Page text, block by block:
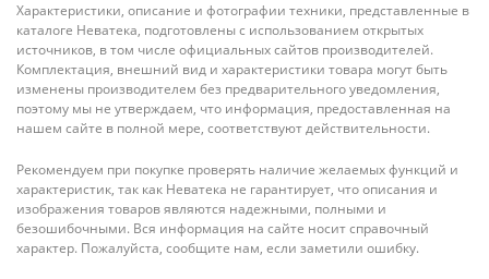
Характеристики, описание и фотографии техники, представленные в
каталоге Неватека, подготовлены с использованием открытых
источников, в том числе официальных сайтов производителей.
Комплектация, внешний вид и характеристики товара могут быть
изменены производителем без предварительного уведомления,
поэтому мы не утверждаем, что информация, предоставленная на
нашем сайте в полной мере, соответствуют действительности.
Рекомендуем при покупке проверять наличие желаемых функций и
характеристик, так как Неватека не гарантирует, что описания и
изображения товаров являются надежными, полными и
безошибочными. Вся информация на сайте носит справочный
характер. Пожалуйста, сообщите нам, если заметили ошибку.